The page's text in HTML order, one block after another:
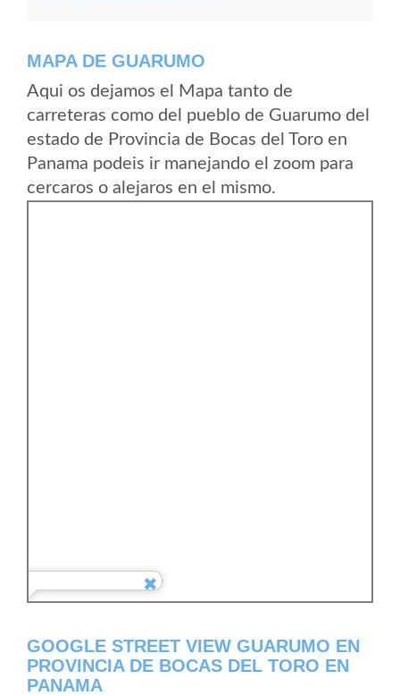
MAPA DE GUARUMO
Aqui os dejamos el Mapa tanto de
carreteras como del pueblo de Guarumo del
estado de Provincia de Bocas del Toro en
Panama podeis ir manejando el zoom para
cercaros o alejaros en el mismo.
GOOGLE STREET VIEW GUARUMO EN
PROVINCIA DE BOCAS DEL TORO EN
PANAMA